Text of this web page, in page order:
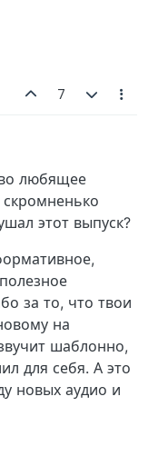
7
AM
любящее
этот выпуск?
за то, что твои
на
шаблонно,
для себя. А это
новых аудио и